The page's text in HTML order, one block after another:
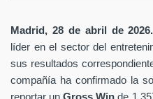
Madrid, 28 de abril de 2026.
líder en el sector del
sus resultados
compañía ha confirmado la